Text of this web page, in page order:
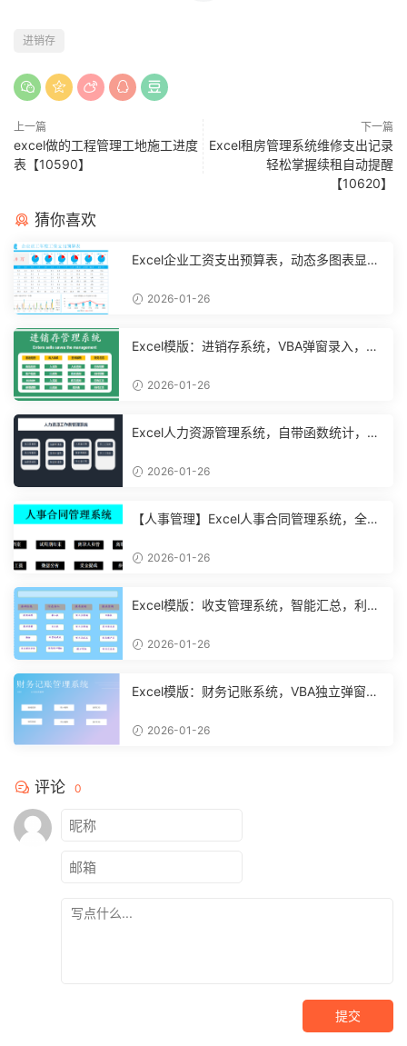
进销存
上一篇
excel做的工程管理工地施工进度
表【10590】
下一篇
Excel租房管理系统维修支出记录
轻松掌握续租自动提醒
【10620】
猜你喜欢
Excel企业工资支出预算表，动态多图表显
2026-01-26
Excel模版：进销存系统，VBA弹窗录入，智
2026-01-26
Excel人力资源管理系统，自带函数统计，功
2026-01-26
【人事管理】Excel人事合同管理系统，全函
2026-01-26
Excel模版：收支管理系统，智能汇总，利润
2026-01-26
Excel模版：财务记账系统，VBA独立弹窗，
2026-01-26
评论 0
提交